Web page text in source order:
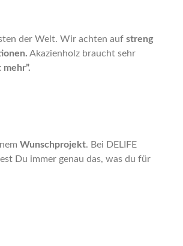
der Welt. Wir achten auf streng
Akazienholz braucht sehr
Wunschprojekt. Bei DELIFE
Du immer genau das, was du für